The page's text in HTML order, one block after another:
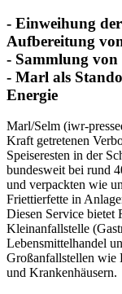
- Einweihung
Aufbereitung
- Sammlung
- Marl als
Energie
Marl/Selm (iwr-
Kraft getretenen
Speiseresten in der
bundesweit bei rund
und verpackten wie
Friettierfette in
Diesen Service bietet
Kleinanfallstelle
Lebensmittelhandel
Großanfallstellen wie
und Krankenhäusern.